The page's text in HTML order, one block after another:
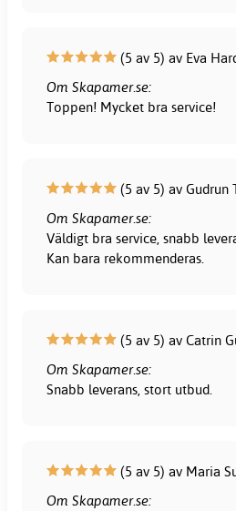
(5 av 5) av Eva
Om Skapamer.se:
Toppen! Mycket bra service!
(5 av 5) av Gudrun
Om Skapamer.se:
Väldigt bra service, snabb
Kan bara rekommenderas.
(5 av 5) av Catrin
Om Skapamer.se:
Snabb leverans, stort utbud.
(5 av 5) av Maria
Om Skapamer.se: